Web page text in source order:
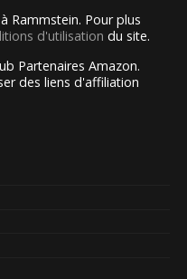
Rammstein. Pour plus
d'utilisation du site.
Partenaires Amazon.
des liens d'affiliation